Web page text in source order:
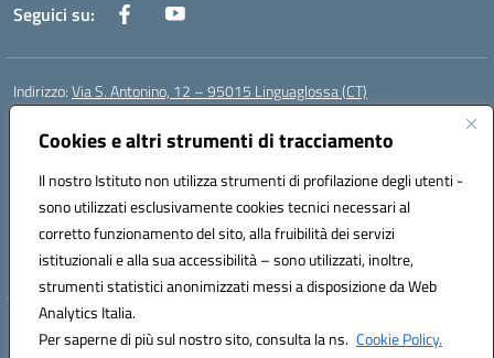
Cookies e altri strumenti di tracciamento
Il nostro Istituto non utilizza strumenti di profilazione degli utenti -
sono utilizzati esclusivamente cookies tecnici necessari al
corretto funzionamento del sito, alla fruibilità dei servizi
istituzionali e alla sua accessibilità – sono utilizzati, inoltre,
strumenti statistici anonimizzati messi a disposizione da Web
Analytics Italia.
Per saperne di più sul nostro sito, consulta la ns. Cookie Policy.
Seguici su:
Indirizzo:Via S. Antonino, 12 – 95015 Linguaglossa (CT)
Centralino:
Posta elettronica certificata (PEC):ctic83200r@pec.istruzione.it
Codice fiscale: 83002470876
Codice meccanografico:CTIC83200R
Codice Indice delle Pubbliche Amministrazioni (IPA): istsc_CTIC83200R
Codice unico di fatturazione (CUF): UF7TEB
Hosting & Powered by 3D Solution S.r.l.